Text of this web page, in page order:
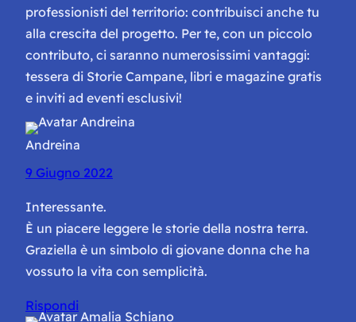
professionisti del territorio: contribuisci anche tu
alla crescita del progetto. Per te, con un piccolo
contributo, ci saranno numerosissimi vantaggi:
tessera di Storie Campane, libri e magazine gratis
e inviti ad eventi esclusivi!
Andreina
9 Giugno 2022
Interessante.
È un piacere leggere le storie della nostra terra.
Graziella è un simbolo di giovane donna che ha
vossuto la vita con semplicità.
Rispondi